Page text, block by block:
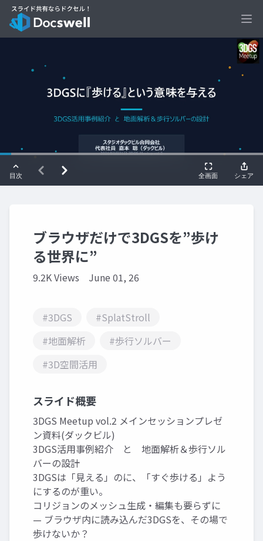
ブラウザだけで3DGSを”歩け
る世界に”
9.2K Views June 01, 26
#3DGS
#SplatStroll
#地面解析
#歩行ソルバー
#3D空間活用
スライド概要
3DGS Meetup vol.2 メインセッションプレゼ
ン資料(ダックビル)
3DGS活用事例紹介 と 地面解析＆歩行ソル
バーの設計
3DGSは「見える」のに、「すぐ歩ける」よう
にするのが重い。
コリジョンのメッシュ生成・編集も要らずに
— ブラウザ内に読み込んだ3DGSを、その場で
歩けないか？